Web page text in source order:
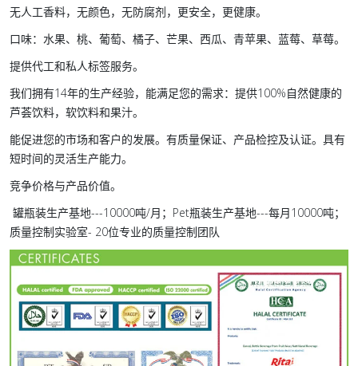
无人工香料，无颜色，无防腐剂，更安全，更健康。
口味：水果、桃、葡萄、橘子、芒果、西瓜、青苹果、蓝莓、草莓。
提供代工和私人标签服务。
我们拥有14年的生产经验，能满足您的需求：提供100%自然健康的
芦荟饮料，软饮料和果汁。
能促进您的市场和客户的发展。有质量保证、产品检控及认证。具有
短时间的灵活生产能力。
竞争价格与产品价值。
罐瓶装生产基地---10000吨/月；Pet瓶装生产基地---每月10000吨；
质量控制实验室- 20位专业的质量控制团队